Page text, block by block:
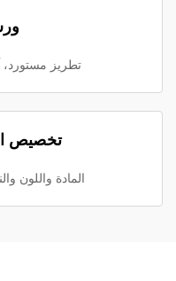
تطريز مستورد،
تخصيص
المادة واللون